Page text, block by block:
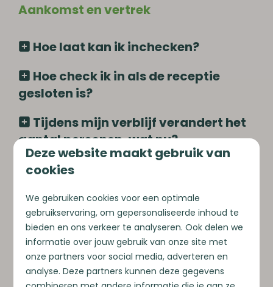
Aankomst en vertrek
Hoe laat kan ik inchecken?
Hoe check ik in als de receptie
gesloten is?
Tijdens mijn verblijf verandert het
aantal personen, wat nu?
Kan ik later dan 10.00 uur
Wijzigingen/annuleringen
Wat zijn de
annuleringsvoorwaarden?
Deze website maakt gebruik van
cookies
We gebruiken cookies voor een optimale
gebruikservaring, om gepersonaliseerde inhoud te
bieden en ons verkeer te analyseren. Ook delen we
informatie over jouw gebruik van onze site met
onze partners voor social media, adverteren en
analyse. Deze partners kunnen deze gegevens